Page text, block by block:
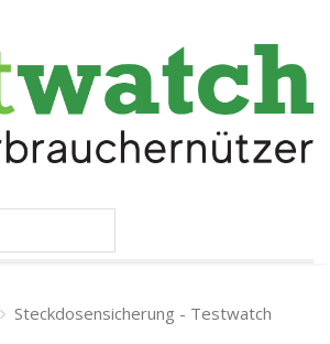
Steckdosensicherung - Testwatch